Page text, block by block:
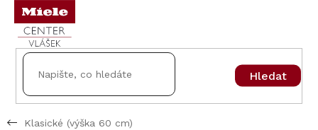
Přejít
obsah
Hledat
Klasické (výška 60 cm)